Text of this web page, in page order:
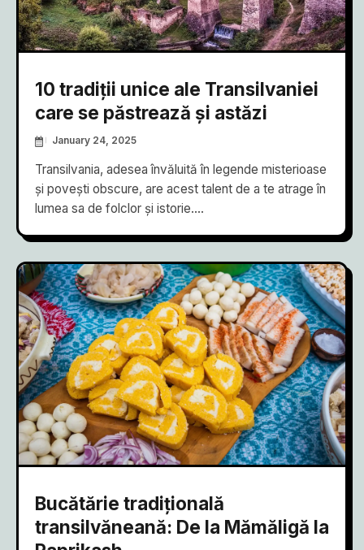
10 tradiții unice ale Transilvaniei
care se păstrează și astăzi
January 24, 2025
Transilvania, adesea învăluită în legende misterioase
și povești obscure, are acest talent de a te atrage în
lumea sa de folclor și istorie....
Bucătărie tradițională
transilvăneană: De la Mămăligă la